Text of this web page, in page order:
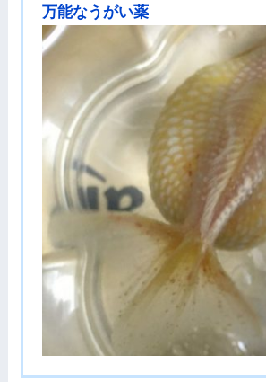
万能なうがい薬